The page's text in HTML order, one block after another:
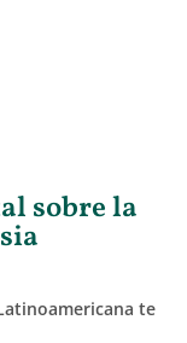
sobre la
te